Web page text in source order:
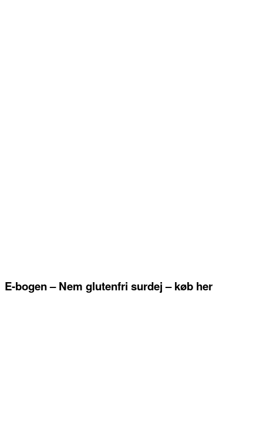
E-bogen – Nem glutenfri surdej – køb her